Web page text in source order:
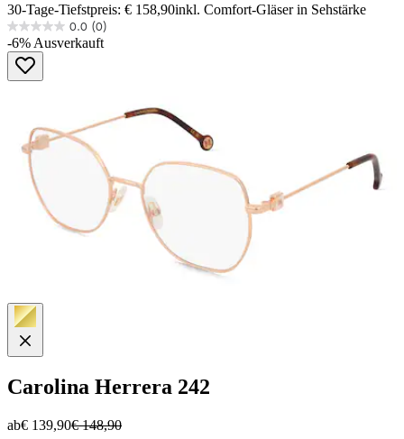
30-Tage-Tiefstpreis: € 158,90inkl. Comfort-Gläser in Sehstärke
0.0 (0)
0.0
von
Sternen.
-6% Ausverkauft
Carolina Herrera 242
ab€ 139,90€ 148,90